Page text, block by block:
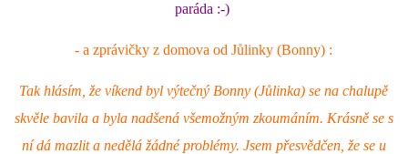
SLUŽBY
HISTORIE - 2010 - 2020
paráda :-)
- a zprávičky z domova od Jůlinky (Bonny) :
Tak hlásím, že víkend byl výtečný Bonny (Jůlinka) se na chalupě
skvěle bavila a byla nadšená všemožným zkoumáním. Krásně se s
ní dá mazlit a nedělá žádné problémy. Jsem přesvědčen, že se u